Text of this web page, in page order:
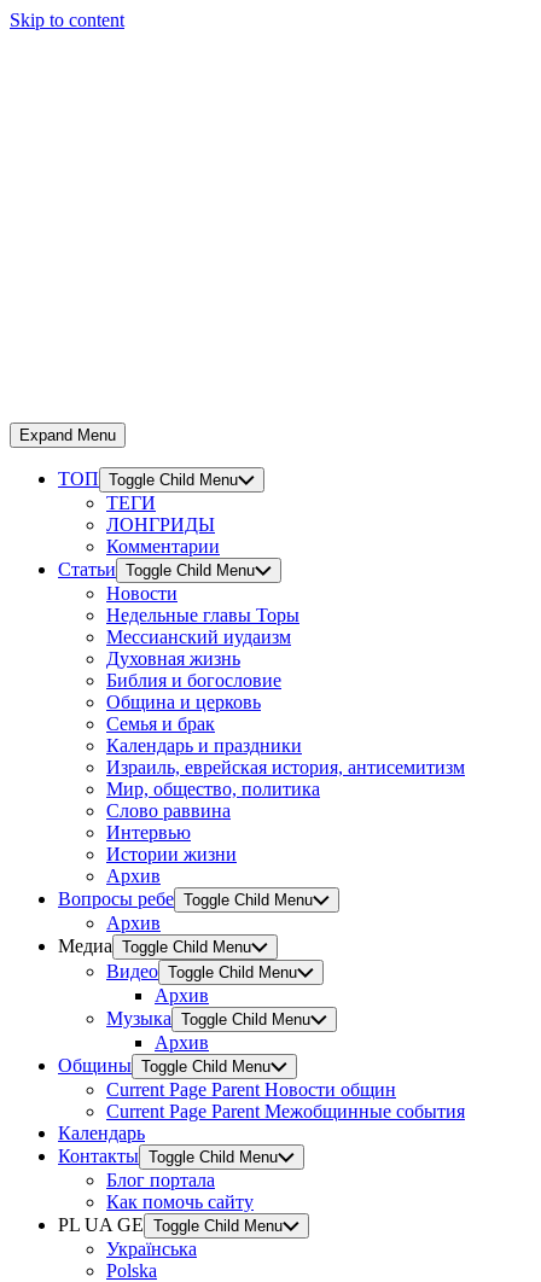
Skip to content
Expand Menu
ТОП Toggle Child Menu
ТЕГИ
ЛОНГРИДЫ
Комментарии
Статьи Toggle Child Menu
Новости
Недельные главы Торы
Мессианский иудаизм
Духовная жизнь
Библия и богословие
Община и церковь
Семья и брак
Календарь и праздники
Израиль, еврейская история, антисемитизм
Мир, общество, политика
Слово раввина
Интервью
Истории жизни
Архив
Вопросы ребе Toggle Child Menu
Архив
Медиа Toggle Child Menu
Видео Toggle Child Menu
Архив
Музыка Toggle Child Menu
Архив
Общины Toggle Child Menu
Current Page Parent Новости общин
Current Page Parent Межобщинные события
Календарь
Контакты Toggle Child Menu
Блог портала
Как помочь сайту
PL UA GE Toggle Child Menu
Українська
Polska